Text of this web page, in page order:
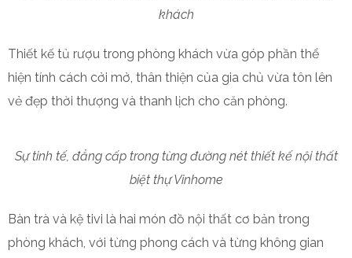
khách
Thiết kế tủ rượu trong phòng khách vừa góp phần thể
hiện tính cách cởi mở, thân thiện của gia chủ vừa tôn lên
vẻ đẹp thời thượng và thanh lịch cho căn phòng.
Sự tinh tế, đẳng cấp trong từng đường nét thiết kế nội thất
biệt thự Vinhome
Bàn trà và kệ tivi là hai món đồ nội thất cơ bản trong
phòng khách, với từng phong cách và từng không gian